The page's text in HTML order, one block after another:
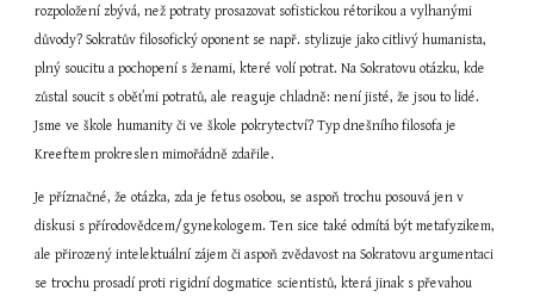
rozpoložení zbývá, než potraty prosazovat sofistickou rétorikou a vylhanými
důvody? Sokratův filosofický oponent se např. stylizuje jako citlivý humanista,
plný soucitu a pochopení s ženami, které volí potrat. Na Sokratovu otázku, kde
zůstal soucit s oběťmi potratů, ale reaguje chladně: není jisté, že jsou to lidé.
Jsme ve škole humanity či ve škole pokrytectví? Typ dnešního filosofa je
Kreeftem prokreslen mimořádně zdařile.
Je příznačné, že otázka, zda je fetus osobou, se aspoň trochu posouvá jen v
diskusi s přírodovědcem/gynekologem. Ten sice také odmítá být metafyzikem,
ale přirozený intelektuální zájem či aspoň zvědavost na Sokratovu argumentaci
se trochu prosadí proti rigidní dogmatice scientistů, která jinak s převahou